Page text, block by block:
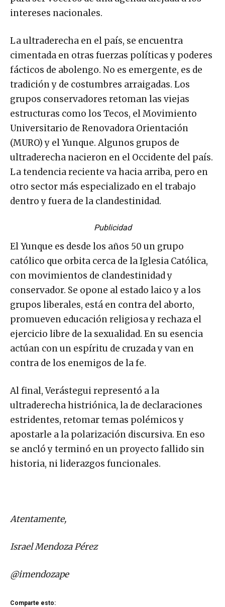
intereses nacionales.
La ultraderecha en el país, se encuentra
cimentada en otras fuerzas políticas y poderes
fácticos de abolengo. No es emergente, es de
tradición y de costumbres arraigadas. Los
grupos conservadores retoman las viejas
estructuras como los Tecos, el Movimiento
Universitario de Renovadora Orientación
(MURO) y el Yunque. Algunos grupos de
ultraderecha nacieron en el Occidente del país.
La tendencia reciente va hacia arriba, pero en
otro sector más especializado en el trabajo
dentro y fuera de la clandestinidad.
Publicidad
El Yunque es desde los años 50 un grupo
católico que orbita cerca de la Iglesia Católica,
con movimientos de clandestinidad y
conservador. Se opone al estado laico y a los
grupos liberales, está en contra del aborto,
promueven educación religiosa y rechaza el
ejercicio libre de la sexualidad. En su esencia
actúan con un espíritu de cruzada y van en
contra de los enemigos de la fe.
Al final, Verástegui representó a la
ultraderecha histriónica, la de declaraciones
estridentes, retomar temas polémicos y
apostarle a la polarización discursiva. En eso
se ancló y terminó en un proyecto fallido sin
historia, ni liderazgos funcionales.
Atentamente,
Israel Mendoza Pérez
@imendozape
Comparte esto: